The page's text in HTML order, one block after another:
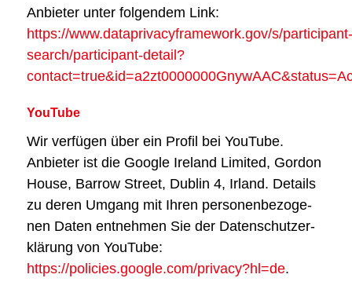
Anbie­ter unter fol­gen­dem Link:
https://www.dataprivacyframework.gov/s/participant-
search/participant-detail?
You­Tube
Wir ver­fü­gen über ein Pro­fil bei You­Tube.
Anbie­ter ist die Goog­le Ire­land Limi­t­ed, Gor­don
House, Bar­row Street, Dub­lin 4, Irland. Details
zu deren Umgang mit Ihren per­so­nen­be­zo­ge­
nen Daten ent­neh­men Sie der Daten­schutz­er­
klä­rung von You­Tube:
https://policies.google.com/privacy?hl=de.